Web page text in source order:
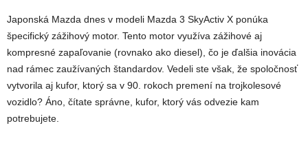
Japonská Mazda dnes v modeli Mazda 3 SkyActiv X ponúka
špecifický zážihový motor. Tento motor využíva zážihové aj
kompresné zapaľovanie (rovnako ako diesel), čo je ďalšia inovácia
nad rámec zaužívaných štandardov. Vedeli ste však, že spoločnosť
vytvorila aj kufor, ktorý sa v 90. rokoch premení na trojkolesové
vozidlo? Áno, čítate správne, kufor, ktorý vás odvezie kam
potrebujete.